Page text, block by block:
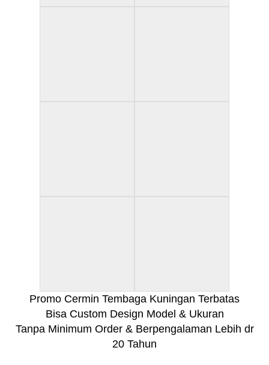
Promo Cermin Tembaga Kuningan Terbatas
Bisa Custom Design Model & Ukuran
Tanpa Minimum Order & Berpengalaman Lebih dr
20 Tahun